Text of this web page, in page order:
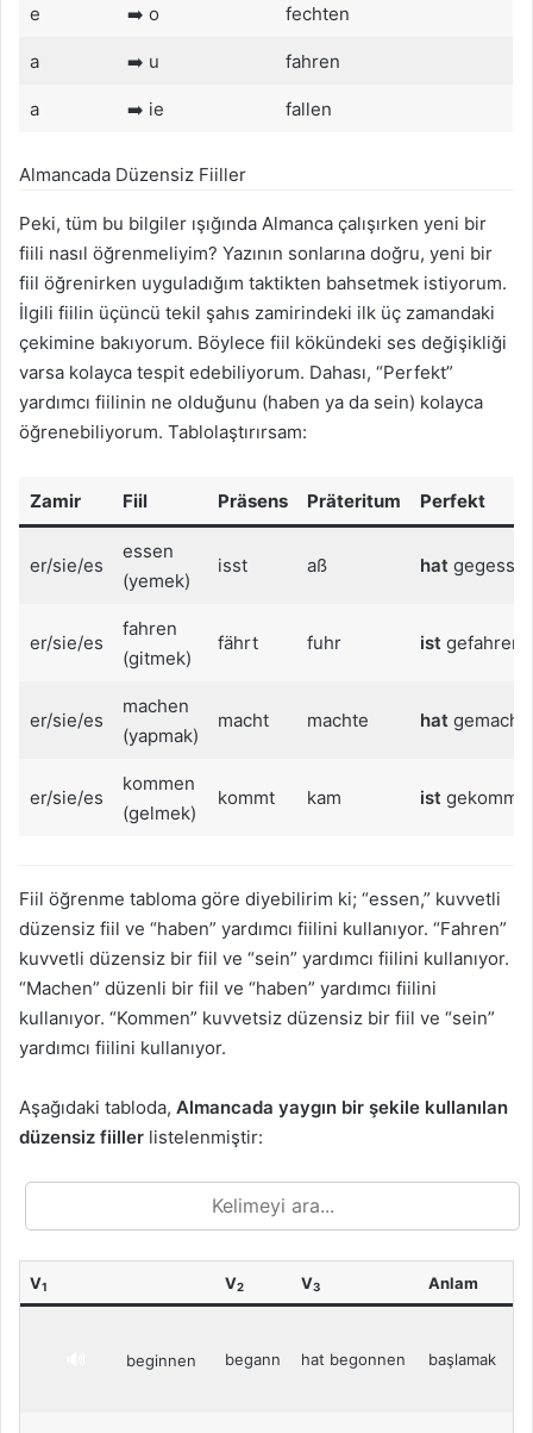
e ➡️ o fechten
a ➡️ u fahren
a ➡️ ie fallen
Almancada Düzensiz Fiiller
Peki, tüm bu bilgiler ışığında Almanca çalışırken yeni bir
fiili nasıl öğrenmeliyim? Yazının sonlarına doğru, yeni bir
fiil öğrenirken uyguladığım taktikten bahsetmek istiyorum.
İlgili fiilin üçüncü tekil şahıs zamirindeki ilk üç zamandaki
çekimine bakıyorum. Böylece fiil kökündeki ses değişikliği
varsa kolayca tespit edebiliyorum. Dahası, “Perfekt”
yardımcı fiilinin ne olduğunu (haben ya da sein) kolayca
öğrenebiliyorum. Tablolaştırırsam:
Zamir Fiil Präsens Präteritum Perfekt
er/sie/es
essen
(yemek)
isst aß hat
er/sie/es
fahren
(gitmek)
fährt fuhr ist gefahren
er/sie/es
machen
(yapmak)
macht machte hat gemacht
er/sie/es
kommen
(gelmek)
kommt kam ist
Fiil öğrenme tabloma göre diyebilirim ki; “essen,” kuvvetli
düzensiz fiil ve “haben” yardımcı fiilini kullanıyor. “Fahren”
kuvvetli düzensiz bir fiil ve “sein” yardımcı fiilini kullanıyor.
“Machen” düzenli bir fiil ve “haben” yardımcı fiilini
kullanıyor. “Kommen” kuvvetsiz düzensiz bir fiil ve “sein”
yardımcı fiilini kullanıyor.
Aşağıdaki tabloda, Almancada yaygın bir şekile kullanılan
düzensiz fiiller listelenmiştir:
V1 V2 V3 Anlam
beginnen begann hat begonnen başlamak